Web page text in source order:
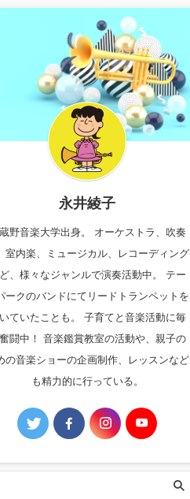
永井綾子
野音楽大学出身。 オーケストラ、吹奏
室内楽、ミュージカル、レコーディング
、様々なジャンルで演奏活動中。 テー
ークのバンドにてリードトランペットを
ていたことも。 子育てと音楽活動に毎
闘中！ 音楽鑑賞教室の活動や、親子の
の音楽ショーの企画制作、レッスンなど
も精力的に行っている。